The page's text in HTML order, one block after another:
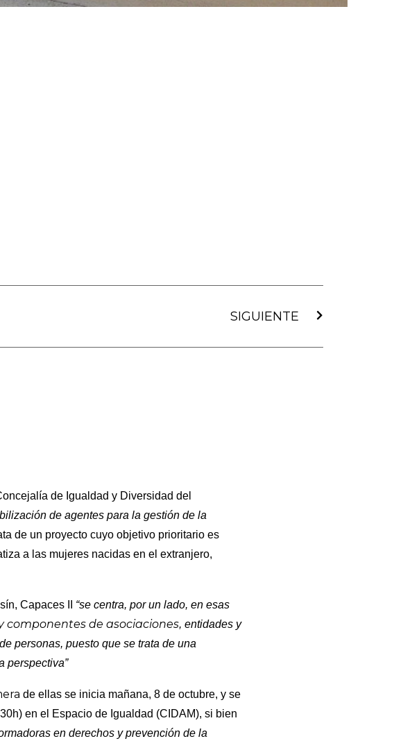
SIGUIENTE
de Igualdad y Diversidad del
de agentes para la gestión de la
de un proyecto cuyo objetivo prioritario es
a las mujeres nacidas en el extranjero,
Capaces II “se centra, por un lado, en esas
componentes de asociaciones, entidades y
personas, puesto que se trata de una
perspectiva”
de ellas se inicia mañana, 8 de octubre, y se
en el Espacio de Igualdad (CIDAM), si bien
en derechos y prevención de la